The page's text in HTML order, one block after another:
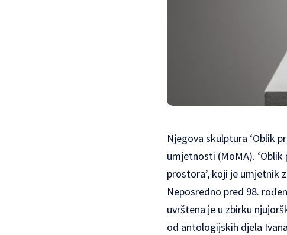
Njegova skulptura ‘Oblik
umjetnosti (MoMA).
prostora’, koji je umjetnik
Neposredno pred 98.
uvrštena je u zbirku
od antologijskih djela